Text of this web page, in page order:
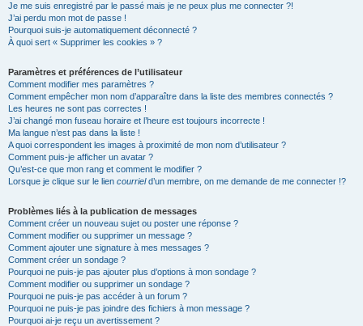
Je me suis enregistré par le passé mais je ne peux plus me connecter ?!
J’ai perdu mon mot de passe !
Pourquoi suis-je automatiquement déconnecté ?
À quoi sert « Supprimer les cookies » ?
Paramètres et préférences de l’utilisateur
Comment modifier mes paramètres ?
Comment empêcher mon nom d’apparaître dans la liste des membres connectés ?
Les heures ne sont pas correctes !
J’ai changé mon fuseau horaire et l’heure est toujours incorrecte !
Ma langue n’est pas dans la liste !
A quoi correspondent les images à proximité de mon nom d’utilisateur ?
Comment puis-je afficher un avatar ?
Qu’est-ce que mon rang et comment le modifier ?
Lorsque je clique sur le lien courrield’un membre, on me demande de me connecter !?
Problèmes liés à la publication de messages
Comment créer un nouveau sujet ou poster une réponse ?
Comment modifier ou supprimer un message ?
Comment ajouter une signature à mes messages ?
Comment créer un sondage ?
Pourquoi ne puis-je pas ajouter plus d’options à mon sondage ?
Comment modifier ou supprimer un sondage ?
Pourquoi ne puis-je pas accéder à un forum ?
Pourquoi ne puis-je pas joindre des fichiers à mon message ?
Pourquoi ai-je reçu un avertissement ?